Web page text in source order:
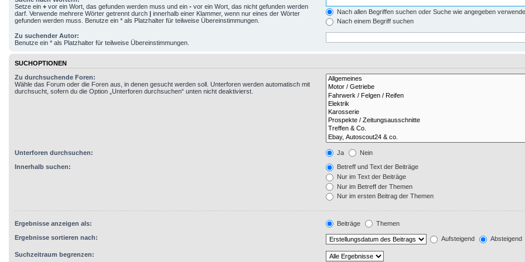
Setze ein + vor ein Wort, das gefunden werden muss und ein - vor ein Wort, das nicht gefunden werden
darf. Verwende mehrere Wörter getrennt durch | innerhalb einer Klammer, wenn nur eines der Wörter
gefunden werden muss. Benutze ein * als Platzhalter für teilweise Übereinstimmungen.
Nach allen Begriffen suchen oder Suche wie angegeben
Nach einem Begriff suchen
Zu suchender Autor:
Benutze ein * als Platzhalter für teilweise Übereinstimmungen.
SUCHOPTIONEN
Zu durchsuchende Foren:
Wähle das Forum oder die Foren aus, in denen gesucht werden soll. Unterforen werden automatisch mit
durchsucht, sofern du die Option „Unterforen durchsuchen“ unten nicht deaktivierst.
Unterforen durchsuchen: Ja Nein
Innerhalb suchen:
Betreff und Text der Beiträge
Nur im Text der Beiträge
Nur im Betreff der Themen
Nur im ersten Beitrag der Themen
Ergebnisse anzeigen als: Beiträge Themen
Ergebnisse sortieren nach: Aufsteigend Absteigend
Suchzeitraum begrenzen: